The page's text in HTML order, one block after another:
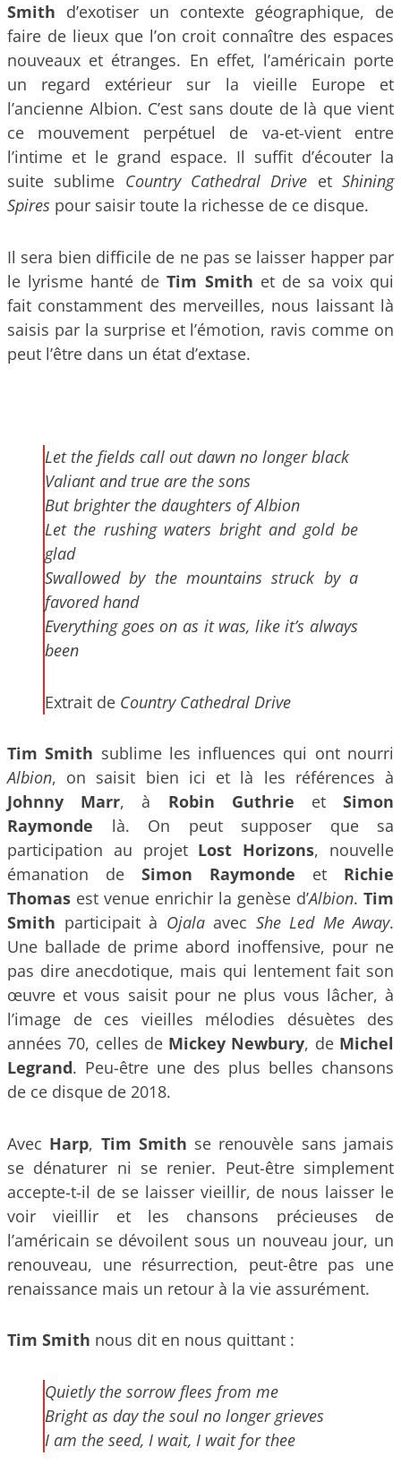
Smith d’exotiser un contexte géographique, de
faire de lieux que l’on croit connaître des espaces
nouveaux et étranges. En effet, l’américain porte
un regard extérieur sur la vieille Europe et
l’ancienne Albion. C’est sans doute de là que vient
ce mouvement perpétuel de va-et-vient entre
l’intime et le grand espace. Il suffit d’écouter la
suite sublime Country Cathedral Drive etShining
Spires pour saisir toute la richesse de ce disque.
Il sera bien difficile de ne pas se laisser happer par
le lyrisme hanté deTim Smith et de sa voix qui
fait constamment des merveilles, nous laissant là
saisis par la surprise et l’émotion, ravis comme on
peut l’être dans un état d’extase.
Let the fields call out dawn no longer black
Valiant and true are the sons
But brighter the daughters of Albion
Let the rushing waters bright and gold be
glad
Swallowed by the mountains struck by a
favored hand
Everything goes on as it was, like it’s always
been
Extrait de Country Cathedral Drive
Tim Smith sublime les influences qui ont nourri
Albion, on saisit bien ici et là les références à
Johnny Marr, à Robin Guthrie etSimon
Raymonde là. On peut supposer que sa
participation au projet Lost Horizons, nouvelle
émanation de Simon Raymonde et Richie
Thomas est venue enrichir la genèse d’Albion. Tim
Smith participait à Ojalaavec She Led Me Away.
Une ballade de prime abord inoffensive, pour ne
pas dire anecdotique, mais qui lentement fait son
œuvre et vous saisit pour ne plus vous lâcher, à
l’image de ces vieilles mélodies désuètes des
années 70, celles de Mickey Newbury, de Michel
Legrand. Peu-être une des plus belles chansons
de ce disque de 2018.
Avec Harp, Tim Smith se renouvèle sans jamais
se dénaturer ni se renier. Peut-être simplement
accepte-t-il de se laisser vieillir, de nous laisser le
voir vieillir et les chansons précieuses de
l’américain se dévoilent sous un nouveau jour, un
renouveau, une résurrection, peut-être pas une
renaissance mais un retour à la vie assurément.
Tim Smith nous dit en nous quittant :
Quietly the sorrow flees from me
Bright as day the soul no longer grieves
I am the seed, I wait, I wait for thee